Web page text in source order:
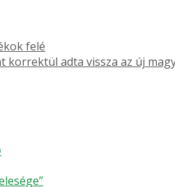
felé
korrektül adta vissza az új